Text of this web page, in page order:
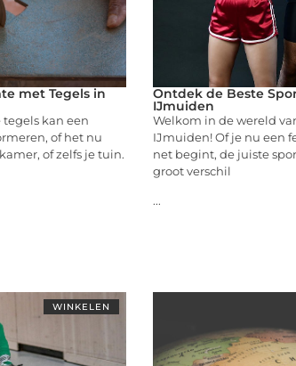
met Tegels in
kan een
of het nu
of zelfs je tuin.
Ontdek de Beste
IJmuiden
Welkom in de wereld
IJmuiden! Of je nu een
net begint, de juiste
groot verschil
...
WINKELEN